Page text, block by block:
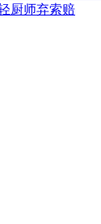
厨师弃索赔